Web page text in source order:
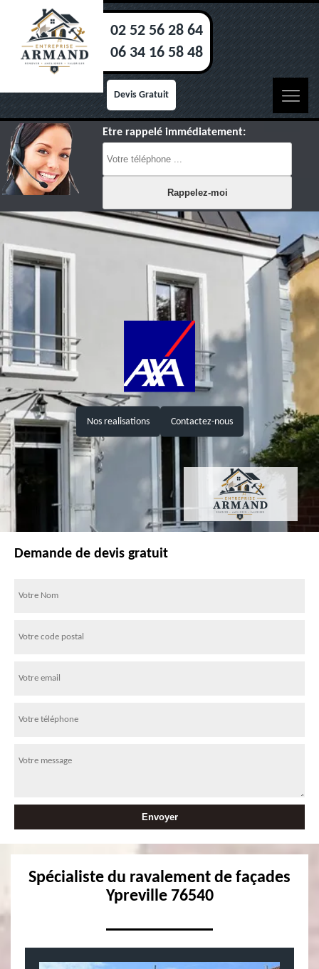
02 52 56 28 64
06 34 16 58 48
Devis Gratuit
Etre rappelé immédiatement:
Nos realisations Contactez-nous
Demande de devis gratuit
Spécialiste du ravalement de façades
Ypreville 76540